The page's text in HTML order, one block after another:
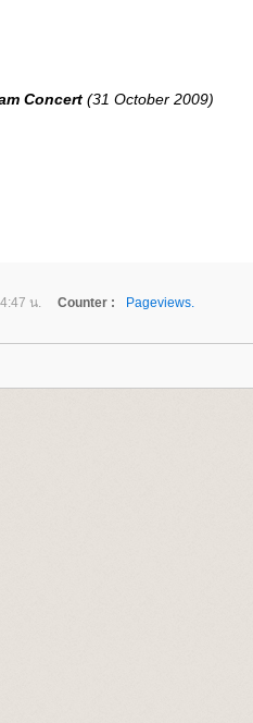
Concert (31 October 2009)
น. Counter :
Pageviews.